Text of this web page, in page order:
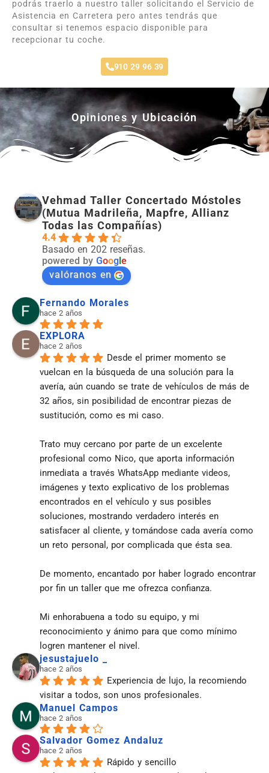
podrás traerlo a nuestro taller solicitando el Servicio de
Asistencia en Carretera pero antes tendrás que
consultar si tenemos espacio disponible para
recepcionar tu coche.
910 29 96 39
Opiniones y Ubicación
Vehmad Taller Concertado Móstoles
(Mutua Madrileña, Mapfre, Allianz
Todas las Compañías)
4.4
Basado en 202 reseñas.
powered by Google
valóranos en
Fernando Morales
hace 2 años
EXPLORA
hace 2 años
Desde el primer momento se
vuelcan en la búsqueda de una solución para la
avería, aún cuando se trate de vehículos de más de
32 años, sin posibilidad de encontrar piezas de
sustitución, como es mi caso.
Trato muy cercano por parte de un excelente
profesional como Nico, que aporta información
inmediata a través WhatsApp mediante videos,
imágenes y texto explicativo de los problemas
encontrados en el vehículo y sus posibles
soluciones, mostrando verdadero interés en
satisfacer al cliente, y tomándose cada avería como
un reto personal, por complicada que ésta sea.
De momento, encantado por haber logrado encontrar
por fin un taller que me ofrezca confianza.
Mi enhorabuena a todo su equipo, y mi
reconocimiento y ánimo para que como mínimo
logren mantener el nivel.
jesustajuelo _
hace 2 años
Experiencia de lujo, la recomiendo
visitar a todos, son unos profesionales.
Manuel Campos
hace 2 años
Salvador Gomez Andaluz
hace 2 años
Rápido y sencillo